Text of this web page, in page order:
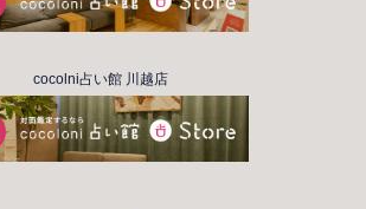
cocolni占い館 川越店